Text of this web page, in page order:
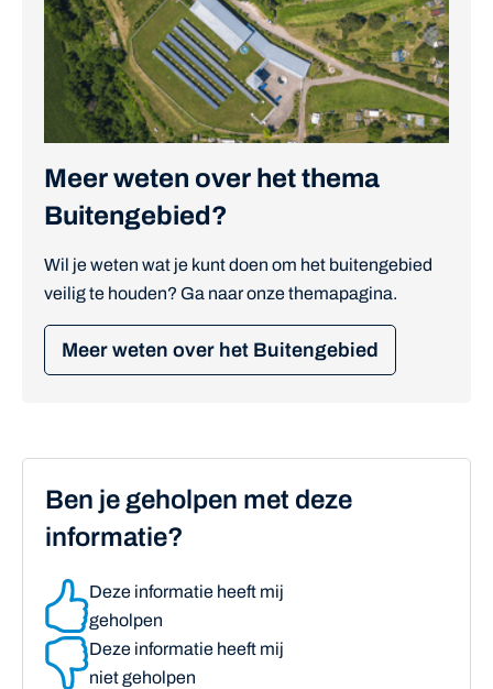
Meer weten over het thema
Buitengebied?
Wil je weten wat je kunt doen om het buitengebied
veilig te houden? Ga naar onze themapagina.
Meer weten over het Buitengebied
Ben je geholpen met deze
informatie?
Deze informatie heeft mij
geholpen
Deze informatie heeft mij
niet geholpen